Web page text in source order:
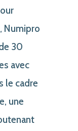
Numipro
30
avec
le cadre
une